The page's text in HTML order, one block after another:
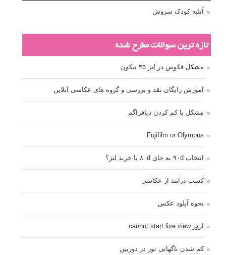
آتلیه کودک سروش
تازه ترین سوالات مطرح شده
مشکل فکوس در لنز ۳۵ نیکون
آموزش رایگان نقد و بررسی و گروه های عکاسی آنلاین
مشکل با کم کردن دیافراگم
Fujifilm or Olympus
انتخاب ۹۰d به جای ۸۰d یا خرید لنز؟
کسب درامد از عکاسی
نحوه آپلود عکس
ارور cannot start live view
کم شدن ناگهانی نور در دوربین